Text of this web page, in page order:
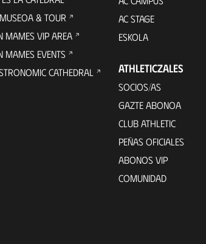
& TOUR
MAMES VIP AREA
MAMES EVENTS
CATHEDRAL
AC STAGE
ESKOLA
ATHLETICZALES
SOCIOS/AS
GAZTE ABONOA
CLUB ATHLETIC
PEÑAS OFICIALES
ABONOS VIP
COMUNIDAD